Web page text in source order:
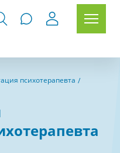
психотерапевта